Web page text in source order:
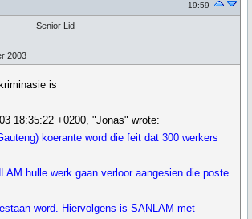
19:59
2003
Senior Lid
is
18:35:22 +0200, "Jonas" wrote:
koerante word die feit dat 300 werkers
hulle werk gaan verloor aangesien die poste
word. Hiervolgens is SANLAM met